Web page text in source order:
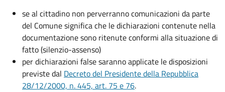
se al cittadino non perverranno comunicazioni da parte
del Comune significa che le dichiarazioni contenute nella
documentazione sono ritenute conformi alla situazione di
fatto (silenzio-assenso)
per dichiarazioni false saranno applicate le disposizioni
previste dal Decreto del Presidente della Repubblica
28/12/2000, n. 445, art. 75 e 76.